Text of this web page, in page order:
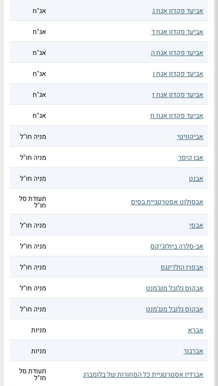
אביעד פקדון אגח ג אג"ח
אביעד פקדון אגח ד אג"ח
אביעד פקדון אגח ה אג"ח
אביעד פקדון אגח ו אג"ח
אביעד פקדון אגח ז אג"ח
אביעד פקדון אגח ח אג"ח
אביקוויטי מניה חו"ל
אבן קיסר מניה חו"ל
אבנט מניה חו"ל
אבסולוט אסטרטגיית בסיס תעודת סל
חו"ל
אבסי
מניה חו"ל
אב-סלרה ביולוג'יקס מניה חו"ל
אבפרו הולדינגס מניה חו"ל
אבקוס גלובל מנג'מנט מניה חו"ל
אבקוס גלובל מנג'מנט מניה חו"ל
אברא מניות
אברבוך מניות
אברדין אסטרטגיית כל הסחורות של בלומברג תעודת סל
חו"ל